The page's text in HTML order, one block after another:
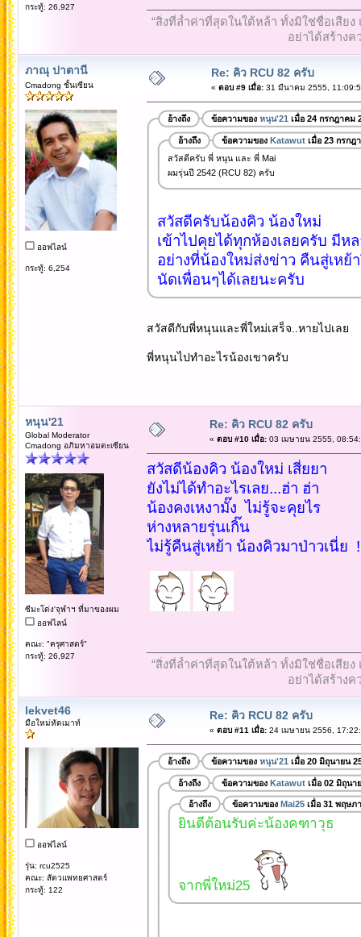
กระทู้: 26,927
“สิ่งที่ล้ำค่าที่สุดในใต้หล้า ทั้งมิใช่ชื่อเสีย
อย่าได้สร้างค
ภาณุ ปาตานี
Cmadong ชั้นเซียน
ออฟไลน์
กระทู้: 6,254
Re: คิว RCU 82 ครับ
« ตอบ #9 เมื่อ:31 มีนาคม 2555,
อ้างถึง ข้อความของ หนุน'21 เมื่อ 24 กรกฎาคม
อ้างถึง ข้อความของ Katawutเมื่อ 23 กรกฎ
สวัสดีครับ พี่ หนุน และ พี่ Mai
ผมรุ่นปี 2542 (RCU 82) ครับ
สวัสดีครับน้องคิว น้องใหม่
เข้าไปคุยได้ทุกห้องเลยครับ มีห
อย่างที่น้องใหม่ส่งข่าว คืนสู่เหย้
นัดเพื่อนๆได้เลยนะครับ
สวัสดีกับพี่หนุนและพี่ใหม่เสร็จ..หายไปเลย
พี่หนุนไปทำอะไรน้องเขาครับ
หนุน'21
Global Moderator
Cmadong อภิมหาอมตะเซียน
ซีมะโด่ง'จุฬาฯ ที่มาของผม
ออฟไลน์
คณะ: "ครุศาสตร์"
กระทู้: 26,927
Re: คิว RCU 82 ครับ
« ตอบ #10 เมื่อ:03 เมษายน 2555,
สวัสดีน้องคิว น้องใหม่ เสี่ยยา
ยังไม่ได้ทำอะไรเลย...ฮ่า ฮ่า
น้องคงเหงามั๊ง ไม่รู้จะคุยไร
ห่างหลายรุ่นเกิ๊น
ไม่รู้คืนสู่เหย้า น้องคิวมาป่าวเนี่ย
“สิ่งที่ล้ำค่าที่สุดในใต้หล้า ทั้งมิใช่ชื่อเสีย
อย่าได้สร้างค
lekvet46
มือใหม่หัดเมาท์
ออฟไลน์
รุ่น: rcu2525
คณะ: สัตวแพทยศาสตร์
กระทู้: 122
Re: คิว RCU 82 ครับ
« ตอบ #11 เมื่อ:24 เมษายน 2556,
อ้างถึง ข้อความของ หนุน'21 เมื่อ 20 มิถุนายน
อ้างถึง ข้อความของ Katawutเมื่อ 02 มิถุนา
อ้างถึง ข้อความของ Mai25เมื่อ 31 พฤษภ
ยินดีต้อนรับค่ะน้องคฑาวุธ
จากพี่ใหม่25